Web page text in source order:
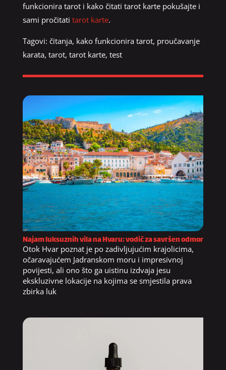
funkcionira tarot i kako čitati tarot karte pokušajte i
sami pročitati tarot karte.
Tagovi: čitanja, kako funkcionira tarot, proučavanje
karata, tarot, tarot karte, test
Najam luksuznih vila na Hvaru: vodič za savršen odmor
Otok Hvar poznat je po zadivljujućim krajolicima,
očaravajućem Jadranskom moru i impresivnoj
povijesti, ali ono što ga uistinu izdvaja jesu
ekskluzivne lokacije na kojima se smjestila prava
zbirka luk